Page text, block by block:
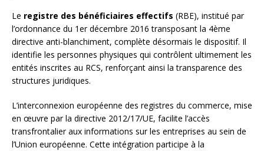
Le registre des bénéficiaires effectifs (RBE), institué par
l’ordonnance du 1er décembre 2016 transposant la 4ème
directive anti-blanchiment, complète désormais le dispositif. Il
identifie les personnes physiques qui contrôlent ultimement les
entités inscrites au RCS, renforçant ainsi la transparence des
structures juridiques.
L’interconnexion européenne des registres du commerce, mise
en œuvre par la directive 2012/17/UE, facilite l’accès
transfrontalier aux informations sur les entreprises au sein de
l’Union européenne. Cette intégration participe à la